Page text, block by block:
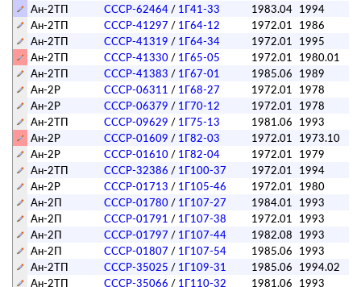
Ан-2ТП
СССР-62464 / 1Г41-33 1983.04 1994
Ан-2ТП
СССР-41297 / 1Г64-12 1972.01 1986
Ан-2ТП
СССР-41319 / 1Г64-34 1972.01 1995
Ан-2ТП
СССР-41330 / 1Г65-05 1972.01
1980.01
Ан-2ТП
СССР-41383 / 1Г67-01 1985.06 1989
Ан-2Р
СССР-06311 / 1Г68-27 1972.01 1978
Ан-2Р
СССР-06379 / 1Г70-12 1972.01 1978
Ан-2ТП
СССР-09629 / 1Г75-13 1981.06
1993
Ан-2Р
СССР-01609 / 1Г82-03 1972.01
1973.10
Ан-2Р
СССР-01610 / 1Г82-04 1972.01 1979
Ан-2ТП
СССР-32386 / 1Г100-37 1972.01 1994
Ан-2Р
СССР-01713 / 1Г105-46 1972.01 1980
Ан-2П
СССР-01780 / 1Г107-27 1984.01
1993
Ан-2П
СССР-01791 / 1Г107-38 1972.01 1993
Ан-2П
СССР-01797 / 1Г107-44 1982.08
1993
Ан-2П
СССР-01807 / 1Г107-54 1985.06
1993
Ан-2ТП
СССР-35025 / 1Г109-31 1985.06
1994.02
Ан-2ТП
СССР-35066 / 1Г110-32 1981.06 1993